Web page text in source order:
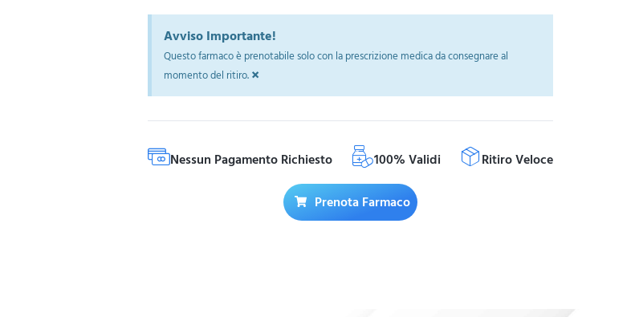
Avviso Importante!
Questo farmaco è prenotabile solo con la prescrizione medica da consegnare al
momento del ritiro.×
Nessun Pagamento Richiesto 100% Validi Ritiro Veloce
Prenota Farmaco